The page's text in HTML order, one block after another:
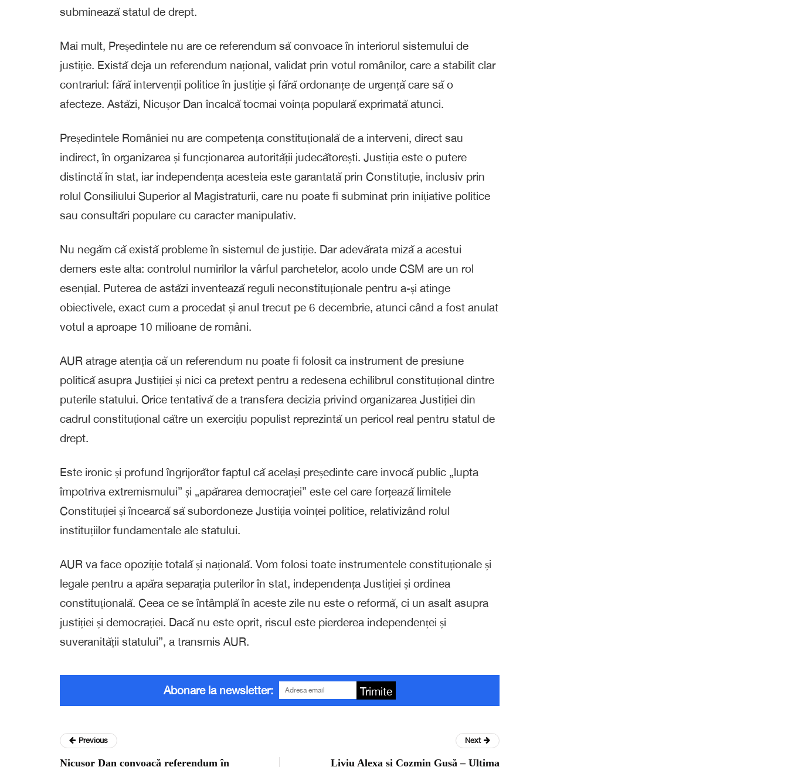
subminează statul de drept.
Mai mult, Președintele nu are ce referendum să convoace în interiorul sistemului de
justiție. Există deja un referendum național, validat prin votul românilor, care a stabilit clar
contrariul: fără intervenții politice în justiție și fără ordonanțe de urgență care să o
afecteze. Astăzi, Nicușor Dan încalcă tocmai voința populară exprimată atunci.
Președintele României nu are competența constituțională de a interveni, direct sau
indirect, în organizarea și funcționarea autorității judecătorești. Justiția este o putere
distinctă în stat, iar independența acesteia este garantată prin Constituție, inclusiv prin
rolul Consiliului Superior al Magistraturii, care nu poate fi subminat prin inițiative politice
sau consultări populare cu caracter manipulativ.
Nu negăm că există probleme în sistemul de justiție. Dar adevărata miză a acestui
demers este alta: controlul numirilor la vârful parchetelor, acolo unde CSM are un rol
esențial. Puterea de astăzi inventează reguli neconstituționale pentru a-și atinge
obiectivele, exact cum a procedat și anul trecut pe 6 decembrie, atunci când a fost anulat
votul a aproape 10 milioane de români.
AUR atrage atenția că un referendum nu poate fi folosit ca instrument de presiune
politică asupra Justiției și nici ca pretext pentru a redesena echilibrul constituțional dintre
puterile statului. Orice tentativă de a transfera decizia privind organizarea Justiției din
cadrul constituțional către un exercițiu populist reprezintă un pericol real pentru statul de
drept.
Este ironic și profund îngrijorător faptul că același președinte care invocă public „lupta
împotriva extremismului” și „apărarea democrației” este cel care forțează limitele
Constituției și încearcă să subordoneze Justiția voinței politice, relativizând rolul
instituțiilor fundamentale ale statului.
AUR va face opoziție totală și națională. Vom folosi toate instrumentele constituționale și
legale pentru a apăra separația puterilor în stat, independența Justiției și ordinea
constituțională. Ceea ce se întâmplă în aceste zile nu este o reformă, ci un asalt asupra
justiției și democrației. Dacă nu este oprit, riscul este pierderea independenței și
suveranității statului”, a transmis AUR.
Abonare la newsletter: Trimite
Previous
Nicușor Dan convoacă referendum în
Next
Liviu Alexa și Cozmin Gușă – Ultima